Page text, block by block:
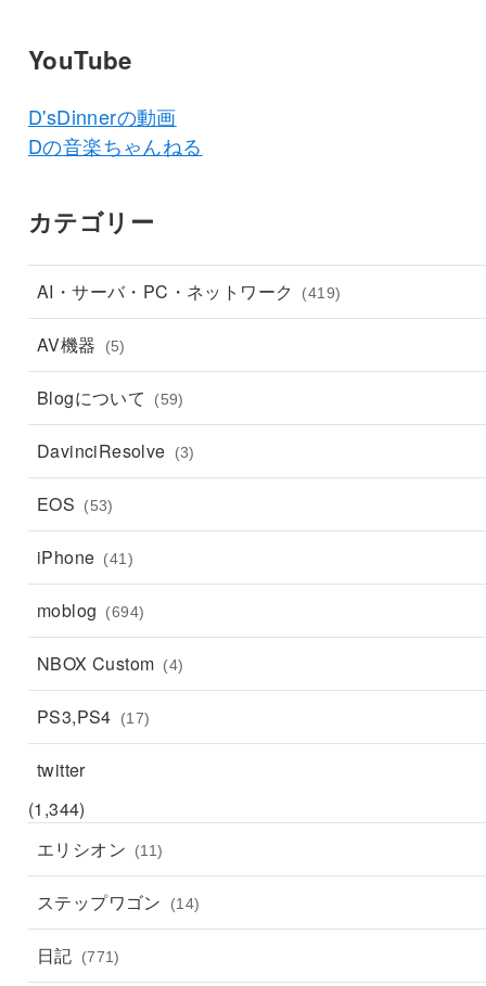
YouTube
D'sDinnerの動画
Dの音楽ちゃんねる
カテゴリー
AI・サーバ・PC・ネットワーク (419)
AV機器 (5)
Blogについて (59)
DavinciResolve (3)
EOS (53)
iPhone (41)
moblog (694)
NBOX Custom (4)
PS3,PS4 (17)
twitter
(1,344)
エリシオン
(11)
ステップワゴン (14)
日記 (771)